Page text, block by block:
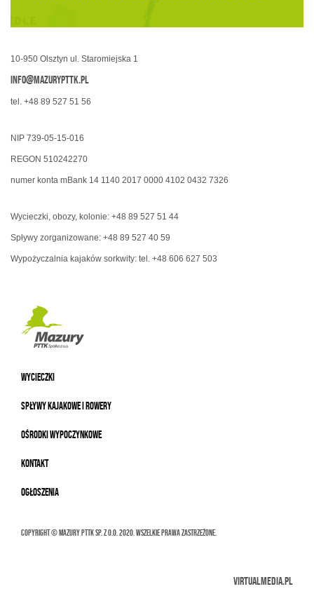
10-950 Olsztyn ul. Staromiejska 1
info@mazurypttk.pl
tel. +48 89 527 51 56
NIP 739-05-15-016
REGON 510242270
numer konta mBank 14 1140 2017 0000 4102 0432 7326
Wycieczki, obozy, kolonie: +48 89 527 51 44
Spływy zorganizowane: +48 89 527 40 59
Wypożyczalnia kajaków sorkwity: tel. +48 606 627 503
WYCIECZKI
SPŁYWY KAJAKOWE I ROWERY
OŚRODKI WYPOCZYNKOWE
KONTAKT
OGŁOSZENIA
Copyright © MAZURY PTTK Sp. z o.o. 2020. Wszelkie prawa zastrzeżone.
VIRTUALMEDIA.PL